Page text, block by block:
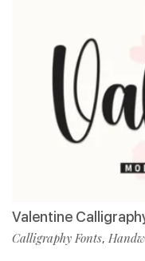
Valentine
Calligraphy Fonts,